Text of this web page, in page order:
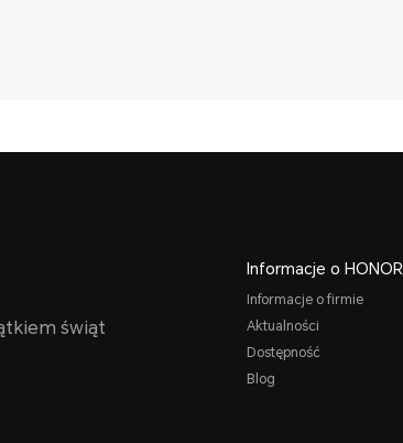
świąt
Informacje o HONOR
Informacje o firmie
Aktualności
Dostępność
Blog